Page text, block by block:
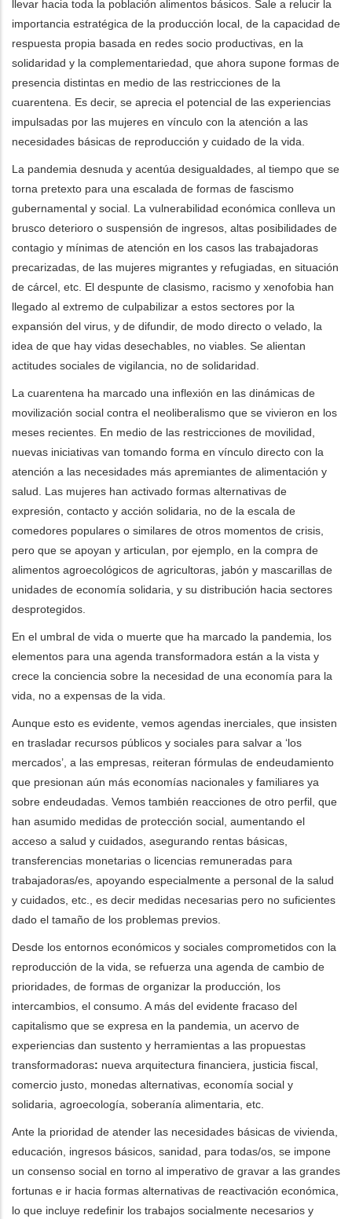
llevar hacia toda la población alimentos básicos. Sale a relucir la
importancia estratégica de la producción local, de la capacidad de
respuesta propia basada en redes socio productivas, en la
solidaridad y la complementariedad, que ahora supone formas de
presencia distintas en medio de las restricciones de la
cuarentena. Es decir, se aprecia el potencial de las experiencias
impulsadas por las mujeres en vínculo con la atención a las
necesidades básicas de reproducción y cuidado de la vida.
La pandemia desnuda y acentúa desigualdades, al tiempo que se
torna pretexto para una escalada de formas de fascismo
gubernamental y social. La vulnerabilidad económica conlleva un
brusco deterioro o suspensión de ingresos, altas posibilidades de
contagio y mínimas de atención en los casos las trabajadoras
precarizadas, de las mujeres migrantes y refugiadas, en situación
de cárcel, etc. El despunte de clasismo, racismo y xenofobia han
llegado al extremo de culpabilizar a estos sectores por la
expansión del virus, y de difundir, de modo directo o velado, la
idea de que hay vidas desechables, no viables. Se alientan
actitudes sociales de vigilancia, no de solidaridad.
La cuarentena ha marcado una inflexión en las dinámicas de
movilización social contra el neoliberalismo que se vivieron en los
meses recientes. En medio de las restricciones de movilidad,
nuevas iniciativas van tomando forma en vínculo directo con la
atención a las necesidades más apremiantes de alimentación y
salud. Las mujeres han activado formas alternativas de
expresión, contacto y acción solidaria, no de la escala de
comedores populares o similares de otros momentos de crisis,
pero que se apoyan y articulan, por ejemplo, en la compra de
alimentos agroecológicos de agricultoras, jabón y mascarillas de
unidades de economía solidaria, y su distribución hacia sectores
desprotegidos.
En el umbral de vida o muerte que ha marcado la pandemia, los
elementos para una agenda transformadora están a la vista y
crece la conciencia sobre la necesidad de una economía para la
vida, no a expensas de la vida.
Aunque esto es evidente, vemos agendas inerciales, que insisten
en trasladar recursos públicos y sociales para salvar a ‘los
mercados’, a las empresas, reiteran fórmulas de endeudamiento
que presionan aún más economías nacionales y familiares ya
sobre endeudadas. Vemos también reacciones de otro perfil, que
han asumido medidas de protección social, aumentando el
acceso a salud y cuidados, asegurando rentas básicas,
transferencias monetarias o licencias remuneradas para
trabajadoras/es, apoyando especialmente a personal de la salud
y cuidados, etc., es decir medidas necesarias pero no suficientes
dado el tamaño de los problemas previos.
Desde los entornos económicos y sociales comprometidos con la
reproducción de la vida, se refuerza una agenda de cambio de
prioridades, de formas de organizar la producción, los
intercambios, el consumo. A más del evidente fracaso del
capitalismo que se expresa en la pandemia, un acervo de
experiencias dan sustento y herramientas a las propuestas
transformadoras: nueva arquitectura financiera, justicia fiscal,
comercio justo, monedas alternativas, economía social y
solidaria, agroecología, soberanía alimentaria, etc.
Ante la prioridad de atender las necesidades básicas de vivienda,
educación, ingresos básicos, sanidad, para todas/os, se impone
un consenso social en torno al imperativo de gravar a las grandes
fortunas e ir hacia formas alternativas de reactivación económica,
lo que incluye redefinir los trabajos socialmente necesarios y